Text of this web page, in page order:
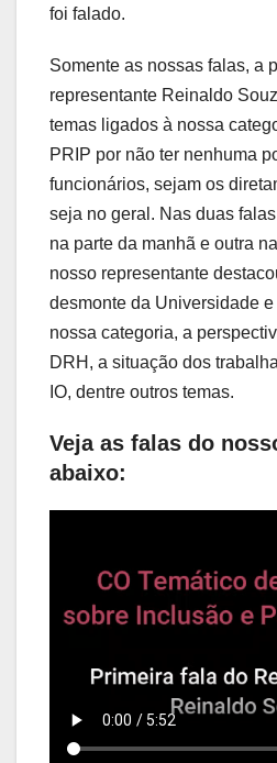
foi falado.
Somente as nossas falas, a
representante Reinaldo
temas ligados à nossa
PRIP por não ter nenhuma
funcionários, sejam os
seja no geral. Nas duas
na parte da manhã e outra
nosso representante
desmonte da Universidade
nossa categoria, a
DRH, a situação dos
IO, dentre outros temas.
Veja as falas do
abaixo: